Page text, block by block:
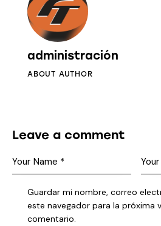
administración
ABOUT AUTHOR
Leave a comment
Guardar mi nombre, correo
este navegador para la próxima
comentario.